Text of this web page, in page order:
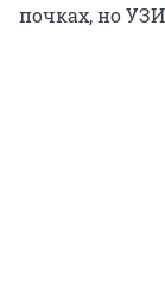
почках, но